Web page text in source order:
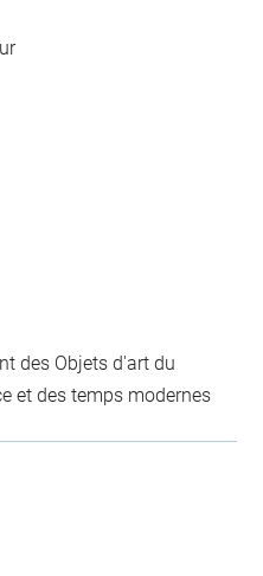
des Objets d'art du
et des temps modernes